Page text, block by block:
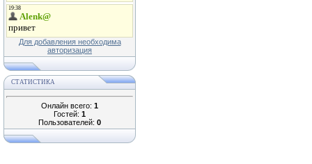
Для добавления необходима
авторизация
СТАТИСТИКА
Онлайн всего: 1
Гостей: 1
Пользователей: 0